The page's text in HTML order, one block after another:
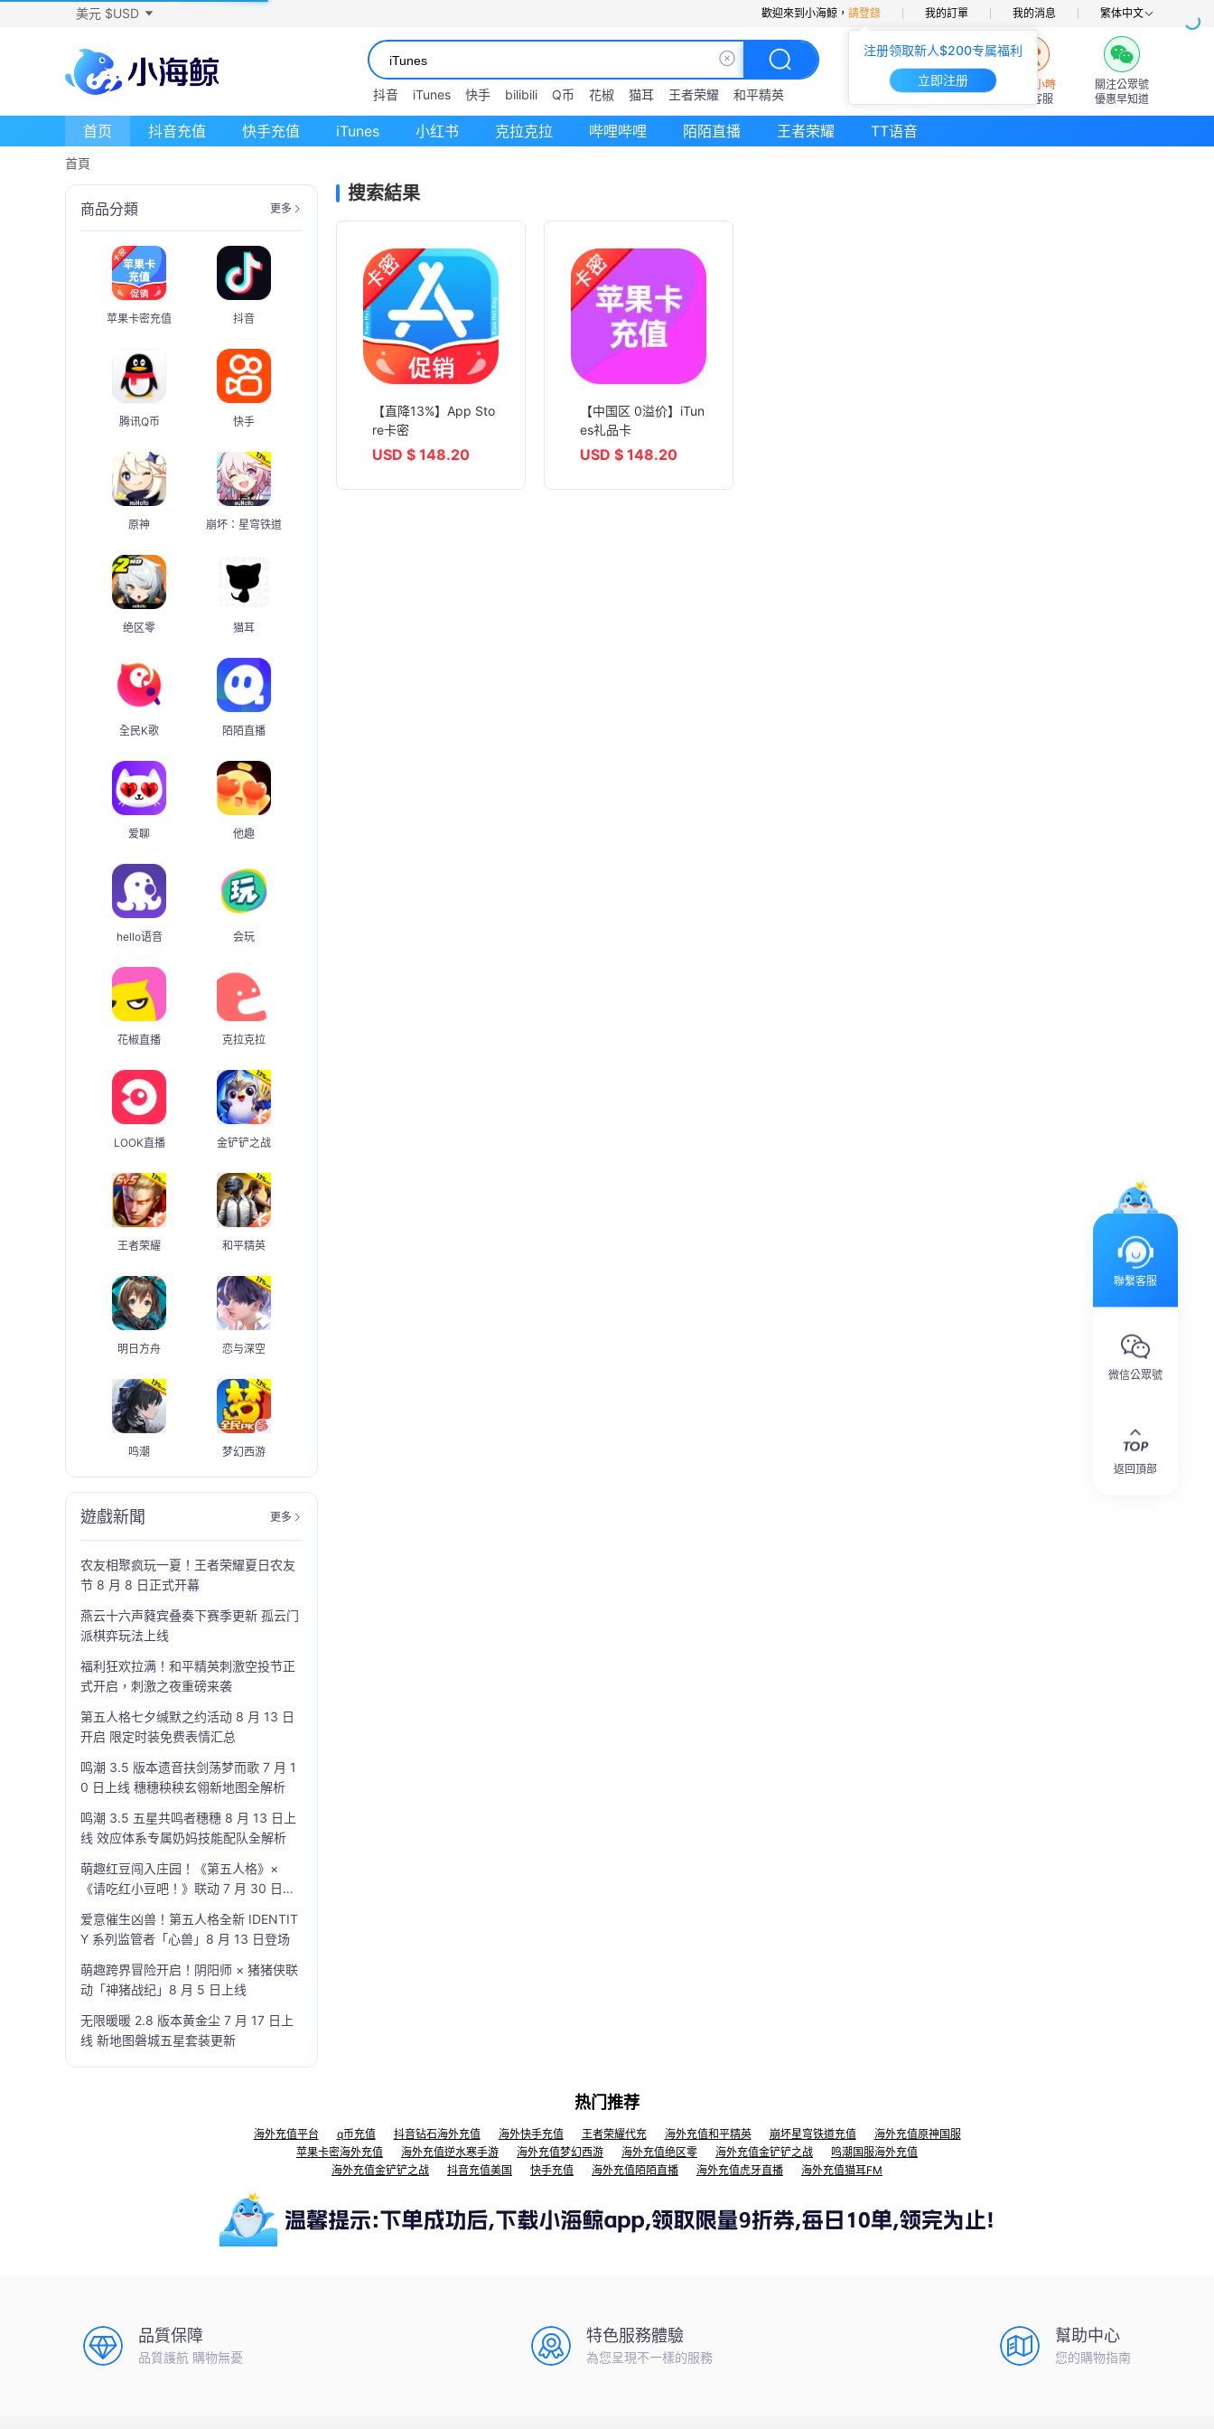
注册领取新人$200专属福利
立即注册
美元 $USD 歡迎來到小海鯨， 請登錄 我的訂單 我的消息 繁体中文
抖音 iTunes 快手 bilibili Q币 花椒 猫耳 王者荣耀 和平精英
7×24小時
在線客服
關注公眾號
優惠早知道
首页 抖音充值 快手充值 iTunes 小红书 克拉克拉 哔哩哔哩 陌陌直播 王者荣耀 TT语音
首頁
商品分類 更多
苹果卡密充值 抖音
腾讯Q币 快手
原神 崩坏：星穹铁道
绝区零 猫耳
全民K歌 陌陌直播
爱聊 他趣
hello语音 会玩
花椒直播 克拉克拉
LOOK直播 金铲铲之战
王者荣耀 和平精英
明日方舟 恋与深空
鸣潮 梦幻西游
遊戲新聞 更多
农友相聚疯玩一夏！王者荣耀夏日农友
节 8 月 8 日正式开幕
燕云十六声蕤宾叠奏下赛季更新 孤云门
派棋弈玩法上线
福利狂欢拉满！和平精英刺激空投节正
式开启，刺激之夜重磅来袭
第五人格七夕缄默之约活动 8 月 13 日
开启 限定时装免费表情汇总
鸣潮 3.5 版本遗音扶剑荡梦而歌 7 月 1
0 日上线 穗穗秧秧玄翎新地图全解析
鸣潮 3.5 五星共鸣者穗穗 8 月 13 日上
线 效应体系专属奶妈技能配队全解析
萌趣红豆闯入庄园！《第五人格》×
《请吃红小豆吧！》联动 7 月 30 日开
爱意催生凶兽！第五人格全新 IDENTIT
Y 系列监管者「心兽」8 月 13 日登场
萌趣跨界冒险开启！阴阳师 × 猪猪侠联
动「神猪战纪」8 月 5 日上线
无限暖暖 2.8 版本黄金尘 7 月 17 日上
线 新地图磐城五星套装更新
搜索結果
【直降13%】App Sto
re卡密
USD $ 148.20
【中国区 0溢价】iTun
es礼品卡
USD $ 148.20
热门推荐
海外充值平台 q币充值 抖音钻石海外充值 海外快手充值 王者荣耀代充 海外充值和平精英 崩坏星穹铁道充值
海外充值原神国服
苹果卡密海外充值
海外充值逆水寒手游 海外充值梦幻西游 海外充值绝区零 海外充值金铲铲之战
鸣潮国服海外充值
海外充值金铲铲之战
抖音充值美国 快手充值 海外充值陌陌直播 海外充值虎牙直播 海外充值猫耳FM
品質保障
品質護航 購物無憂
特色服務體驗
為您呈現不一樣的服務
幫助中心
您的購物指南
聯繫客服
微信公眾號
返回頂部